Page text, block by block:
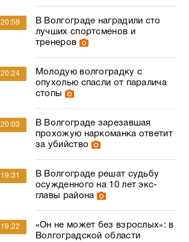
20:59
В Волгограде наградили сто
лучших спортсменов и
тренеров
20:24
Молодую волгоградку с
опухолью спасли от паралича
стопы
20:03
В Волгограде зарезавшая
прохожую наркоманка ответит
за убийство
19:31
В Волгограде решат судьбу
осужденного на 10 лет экс-
главы района
19:22
«Он не может без взрослых»: в
Волгоградской области